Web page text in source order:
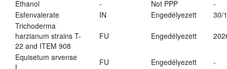
Ethanol - Not PPP
-
Esfenvalerate
IN Engedélyezett
30/
Trichoderma
harzianum strains T-
22 and ITEM 908
FU Engedélyezett
Equisetum arvense
FU Engedélyezett
-